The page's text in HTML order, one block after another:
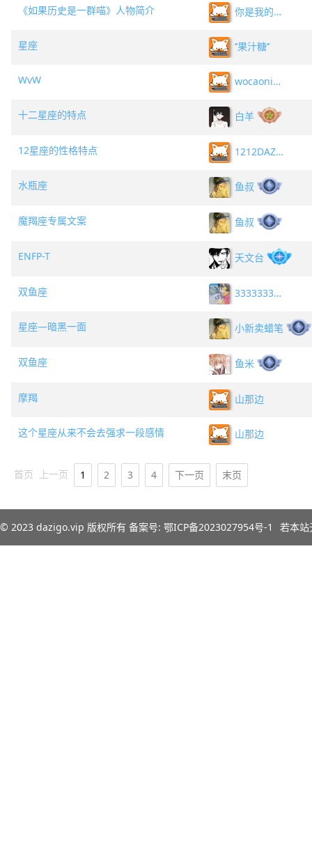
《如果历史是一群喵》人物简介 你是我的神！
星座 ‘’果汁糖‘’
WvW wocaonima
十二星座的特点 白羊
12星座的性格特点 1212DAZIGO
水瓶座 鱼叔
魔羯座专属文案 鱼叔
ENFP-T 天文台
双鱼座 3333333333
星座—暗黑一面 小新卖蜡笔
双鱼座 鱼米
摩羯 山那边
这个星座从来不会去强求一段感情 山那边
首页 上一页 1 2 3 4 下一页 末页
© 2023 dazigo.vip 版权所有 备案号: 鄂ICP备2023027954号-1 若本